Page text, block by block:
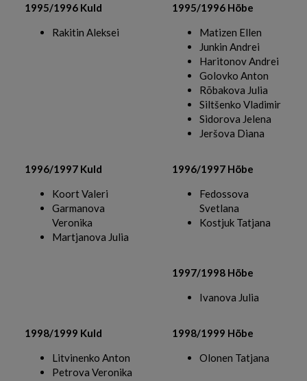
1995/1996 Kuld
Rakitin Aleksei
1995/1996 Hõbe
Matizen Ellen
Junkin Andrei
Haritonov Andrei
Golovko Anton
Rõbakova Julia
Siltšenko Vladimir
Sidorova Jelena
Jeršova Diana
1996/1997 Kuld
Koort Valeri
Garmanova
Veronika
Martjanova Julia
1996/1997 Hõbe
Fedossova
Svetlana
Kostjuk Tatjana
1997/1998 Hõbe
Ivanova Julia
1998/1999 Kuld
Litvinenko Anton
Petrova Veronika
1998/1999 Hõbe
Olonen Tatjana